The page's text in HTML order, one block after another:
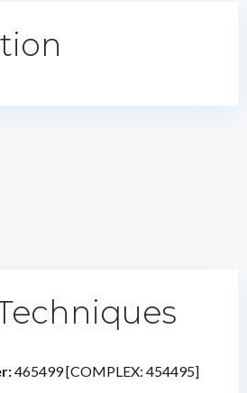
465499 [COMPLEX: 454495]